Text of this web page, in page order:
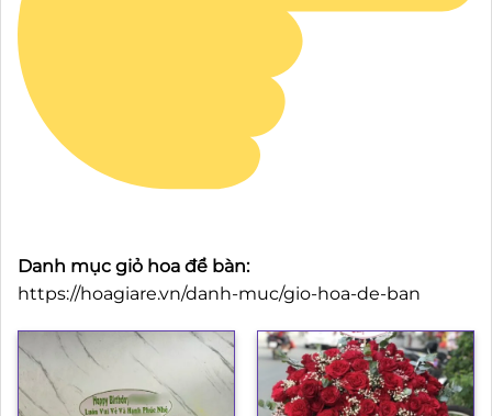
Danh mục giỏ hoa để bàn:
https://hoagiare.vn/danh-muc/gio-hoa-de-ban